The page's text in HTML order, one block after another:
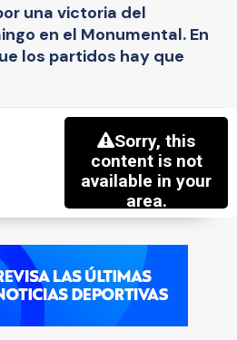
una victoria del
en el Monumental. En
los partidos hay que